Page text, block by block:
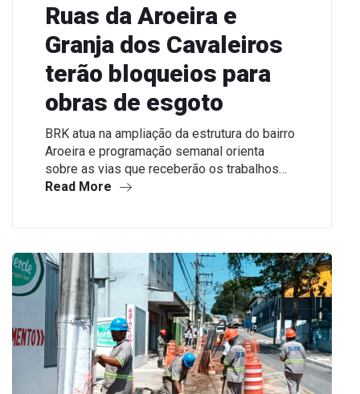
Ruas da Aroeira e
Granja dos Cavaleiros
terão bloqueios para
obras de esgoto
BRK atua na ampliação da estrutura do bairro
Aroeira e programação semanal orienta
sobre as vias que receberão os trabalhos…
Read More